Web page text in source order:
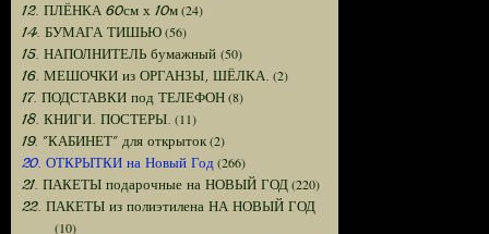
12. ПЛЁНКА 60см х 10м(24)
14. БУМАГА ТИШЬЮ(56)
15. НАПОЛНИТЕЛЬ бумажный (50)
16. МЕШОЧКИ из ОРГАНЗЫ, ШЁЛКА. (2)
17. ПОДСТАВКИ под ТЕЛЕФОН(8)
18. КНИГИ. ПОСТЕРЫ. (11)
19. "КАБИНЕТ" для открыток(2)
20. ОТКРЫТКИ на Новый Год (266)
21. ПАКЕТЫ подарочные на НОВЫЙ ГОД(220)
22. ПАКЕТЫ из полиэтилена НА НОВЫЙ ГОД
(10)